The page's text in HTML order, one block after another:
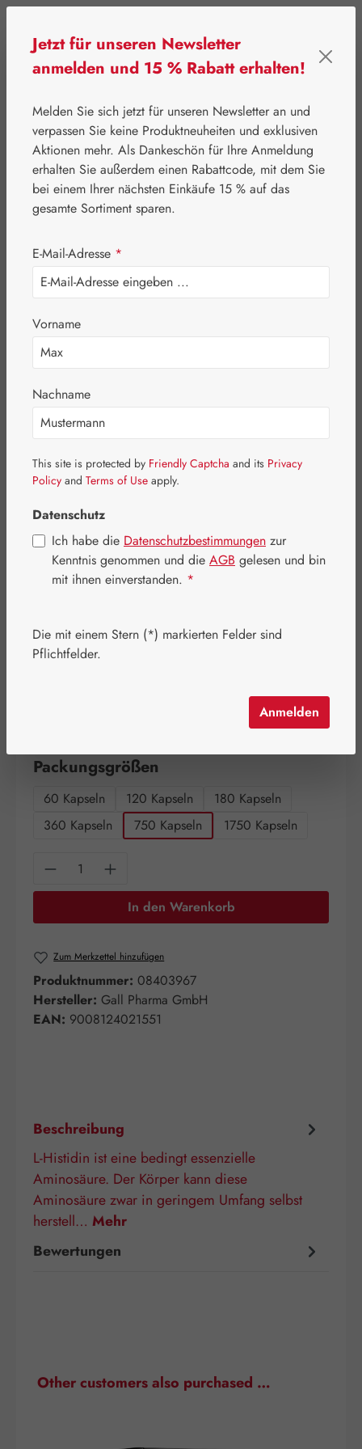
⌂ Gall Pharma Aminosäuren
L-Histidin 500 mg
GPH Kapseln
Bildergalerie überspringen
Regulärer Preis:
360,40 €
Inhalt:0.446 Kilogramm
Packungsgrößen
60 Kapseln 120 Kapseln
180 Kapseln
360 Kapseln
750 Kapseln 1750 Kapseln
Produkt Anzahl: Gib den gewünschten
In den Warenkorb
Zum Merkzettel hinzufügen
Produktnummer: 08403967
Hersteller: Gall Pharma GmbH
EAN: 9008124021551
Beschreibung
L-Histidin ist eine bedingt essenzielle
Aminosäure. Der Körper kann diese
Aminosäure zwar in geringem Umfang selbst
herstell… Mehr
Bewertungen
Produktgalerie überspringen
Other customers also purchased …
Jetzt für unseren Newsletter
anmelden und 15 % Rabatt erhalten!
Melden Sie sich jetzt für unseren Newsletter an und
verpassen Sie keine Produktneuheiten und exklusiven
Aktionen mehr. Als Dankeschön für Ihre Anmeldung
erhalten Sie außerdem einen Rabattcode, mit dem Sie
bei einem Ihrer nächsten Einkäufe 15 % auf das
gesamte Sortiment sparen.
E-Mail-Adresse *
Vorname
Nachname
This site is protected by Friendly Captcha and its Privacy
Policy and Terms of Use apply.
Datenschutz
Ich habe die Datenschutzbestimmungen zur
Kenntnis genommen und die AGB gelesen und bin
mit ihnen einverstanden. *
Die mit einem Stern (*) markierten Felder sind
Pflichtfelder.
Anmelden